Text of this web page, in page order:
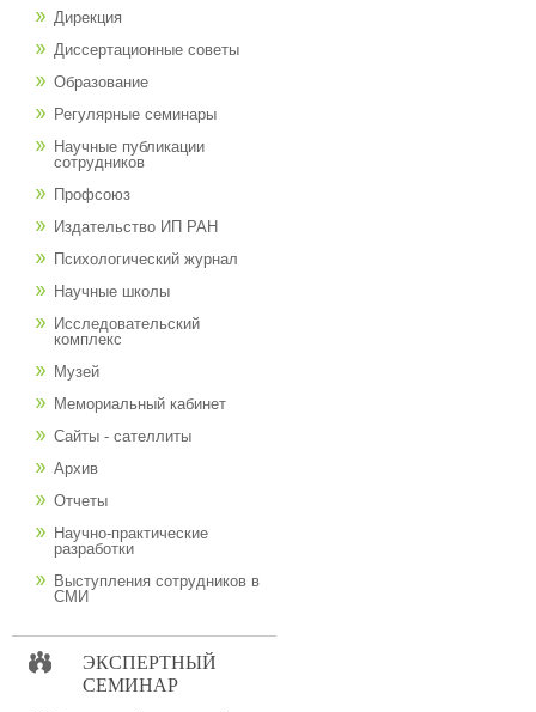
Дирекция
Диссертационные советы
Образование
Регулярные семинары
Научные публикации
сотрудников
Профсоюз
Издательство ИП РАН
Психологический журнал
Научные школы
Исследовательский
комплекс
Музей
Мемориальный кабинет
Сайты - сателлиты
Архив
Отчеты
Научно-практические
разработки
Выступления сотрудников в
СМИ
ЭКСПЕРТНЫЙ
СЕМИНАР